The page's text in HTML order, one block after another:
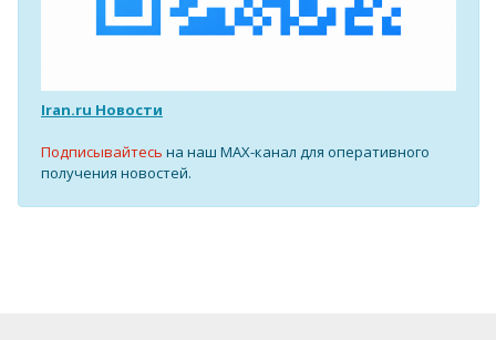
Iran.ru Новости
Подписывайтесь на наш MAX-канал для оперативного
получения новостей.